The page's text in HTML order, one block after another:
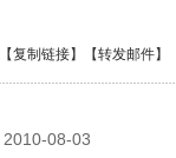
复制链接】【转发邮件】
08-03